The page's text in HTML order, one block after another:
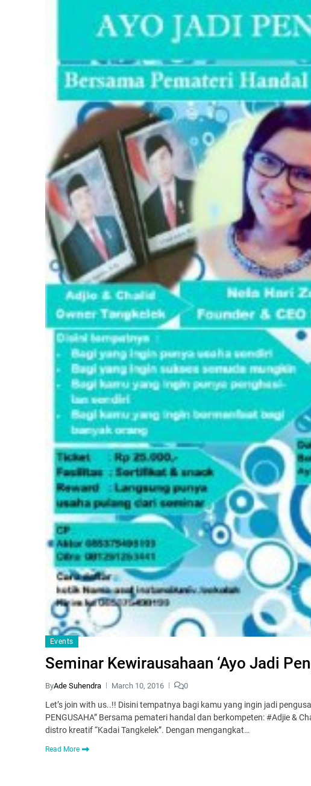
Events
Seminar Kewirausahaan ‘Ayo Jadi
ByAde Suhendra March 10, 2016 0
Let’s join with us..!! Disini tempatnya bagi kamu yang ingin jadi
PENGUSAHA” Bersama pemateri handal dan berkompeten: #Adjie &
distro kreatif “Kadai Tangkelek”. Dengan mengangkat…
Read More